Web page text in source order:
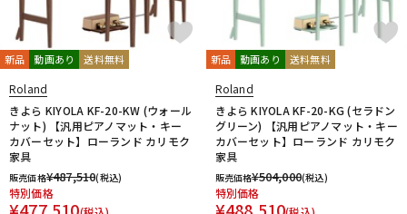
新品 動画あり 送料無料
Roland
きよら KIYOLA KF-20-KW (ウォール
ナット) 【汎用ピアノマット・キー
カバーセット】ローランド カリモク
家具
販売価格¥487,510(税込)
特別価格
新品 動画あり 送料無料
Roland
きよら KIYOLA KF-20-KG (セラドン
グリーン) 【汎用ピアノマット・キー
カバーセット】ローランド カリモク
家具
販売価格¥504,000(税込)
特別価格